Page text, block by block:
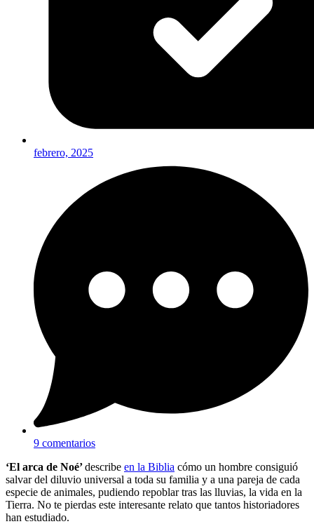
febrero, 2025
9 comentarios
‘El arca de Noé’describe en la Biblia cómo un hombre consiguió
salvar del diluvio universal a toda su familia y a una pareja de cada
especie de animales, pudiendo repoblar tras las lluvias, la vida en la
Tierra. No te pierdas este interesante relato que tantos historiadores
han estudiado.